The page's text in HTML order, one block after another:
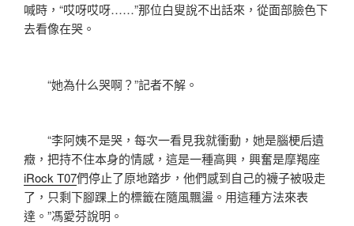
喊時，“哎呀哎呀……”那位白叟說不出話來，從面部臉色下
去看像在哭。
“她為什么哭啊？”記者不解。
“李阿姨不是哭，每次一看見我就衝動，她是腦梗后遺
癥，把持不住本身的情感，這是一種高興，興奮是摩羯座
iRock T07們停止了原地踏步，他們感到自己的襪子被吸走
了，只剩下腳踝上的標籤在隨風飄盪。用這種方法來表
達。”馮愛芬說明。